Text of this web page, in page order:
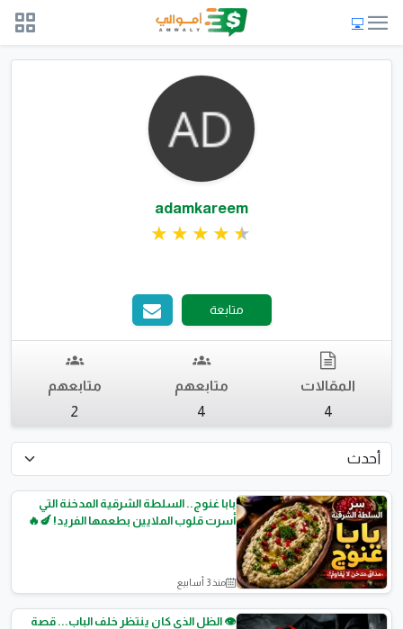
adamkareem
متابعة
المقالات
4
متابعهم
4
متابعهم
2
السلطات
بابا غنوج.. السلطة الشرقية المدخنة التي
أسرت قلوب الملايين بطعمها الفريد! 🍆🔥
منذ 3 أسابيع
👁️ الظل الذي كان ينتظر خلف الباب... قصة